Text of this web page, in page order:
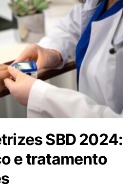
SBD 2024:
e tratamento